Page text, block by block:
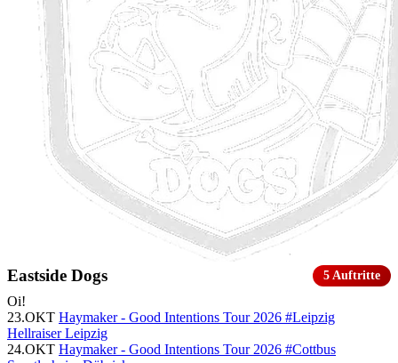
Eastside Dogs 5 Auftritte
Oi!
23.OKT Haymaker - Good Intentions Tour 2026 #Leipzig
Hellraiser Leipzig
24.OKT Haymaker - Good Intentions Tour 2026 #Cottbus